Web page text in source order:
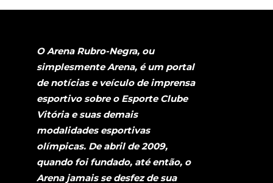
O Arena Rubro-Negra, ou
simplesmente Arena, é um portal
de notícias e veículo de imprensa
esportivo sobre o Esporte Clube
Vitória e suas demais
modalidades esportivas
olímpicas. De abril de 2009,
quando foi fundado, até então, o
Arena jamais se desfez de sua